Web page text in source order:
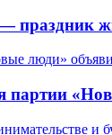
партии